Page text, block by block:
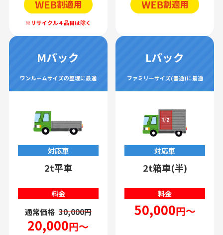
Mパック
ワンルームサイズの整理に最適
対応車
2t平車
料金
通常価格 30,000円
20,000円～
Lパック
ファミリーサイズ(普通)に最適
対応車
2t箱車(半)
料金
50,000円～